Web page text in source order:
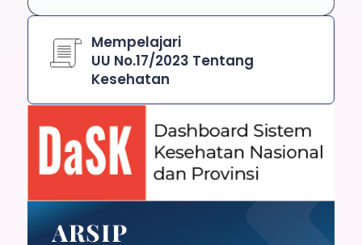
Mempelajari
UU No.17/2023 Tentang
Kesehatan